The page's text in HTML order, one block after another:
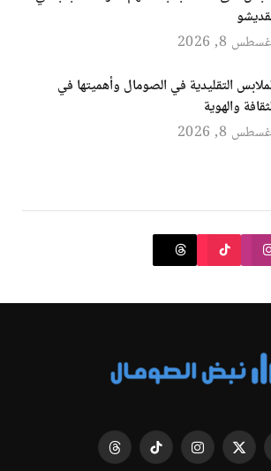
8, 2026
التقليدية في الصومال وأهميتها في
والهوية
8, 2026
X
الانستغرامتيكتوك Threads